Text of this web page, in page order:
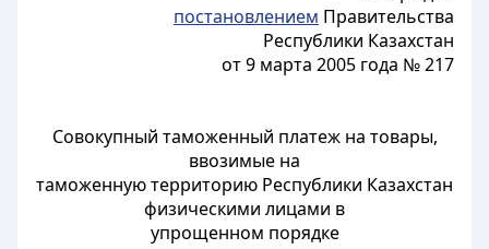
постановлением Правительства
Республики Казахстан
от 9 марта 2005 года № 217
Совокупный таможенный платеж на товары,
ввозимые на
таможенную территорию Республики Казахстан
физическими лицами в
упрощенном порядке